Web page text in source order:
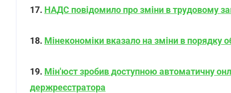
17. НАДС повідомило про зміни в трудовому
18. Мінекономіки вказало на зміни в порядку
19. Мін'юст зробив доступною автоматичну
держреєстратора